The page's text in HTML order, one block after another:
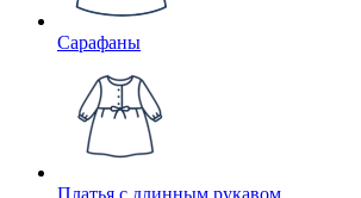
Сарафаны
Платья с длинным рукавом